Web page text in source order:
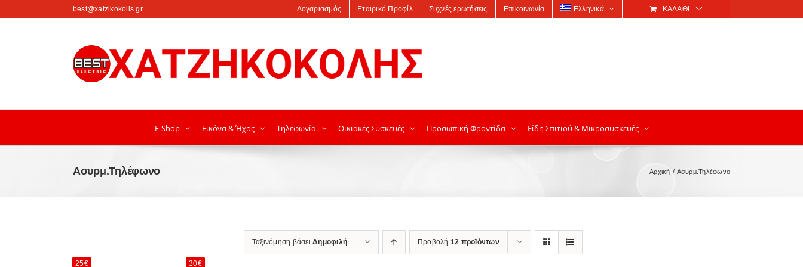
περιεχόμενο
best@xatzikokolis.gr Λογαριασμός Εταιρικό Προφίλ Συχνές ερωτήσεις Επικοινωνία Ελληνικά ΚΑΛΆΘΙ
E-Shop Εικόνα & Ήχος Τηλεφωνία Οικιακές Συσκευές Προσωπική Φροντίδα Είδη Σπιτιού & Μικροσυσκευές
Ασυρμ.Τηλέφωνο Αρχική Ασυρμ.Τηλέφωνο
Ταξινόμηση βάσειΔημοφιλή Προβολή 12 προϊόντων
25€ 30€